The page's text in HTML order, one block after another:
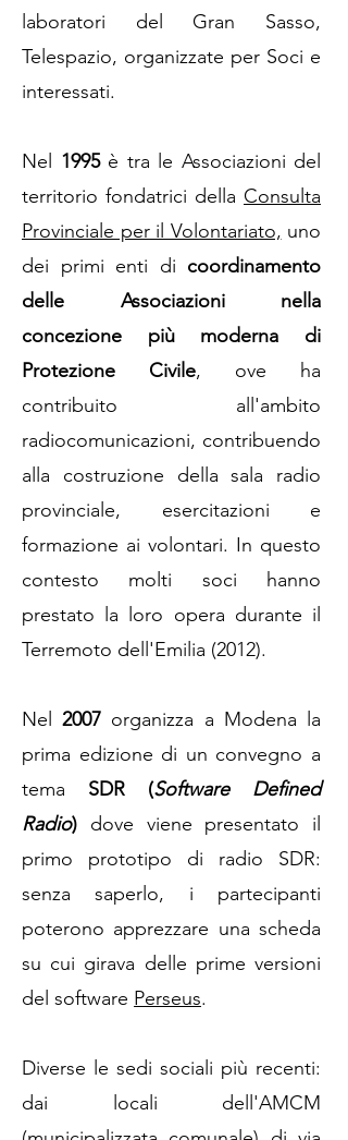
laboratori del Gran Sasso,
Telespazio, organizzate per Soci e
interessati.
Nel 1995 è tra le Associazioni del
territorio fondatrici della Consulta
Provinciale per il Volontariato, uno
dei primi enti di coordinamento
delle Associazioni nella
concezione più moderna di
Protezione Civile, ove ha
contribuito all'ambito
radiocomunicazioni, contribuendo
alla costruzione della sala radio
provinciale, esercitazioni e
formazione ai volontari. In questo
contesto molti soci hanno
prestato la loro opera durante il
Terremoto dell'Emilia (2012).
Nel2007 organizza a Modena la
prima edizione di un convegno a
tema SDR (Software Defined
Radio) dove viene presentato il
primo prototipo di radio SDR:
senza saperlo, i partecipanti
poterono apprezzare una scheda
su cui girava delle prime versioni
del software Perseus.
Diverse le sedi sociali più recenti:
dai locali dell'AMCM